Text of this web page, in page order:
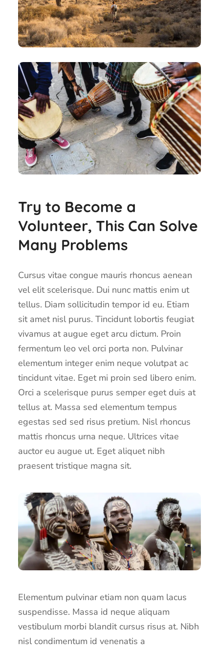
Try to Become a
Volunteer, This Can Solve
Many Problems
Cursus vitae congue mauris rhoncus aenean
vel elit scelerisque. Dui nunc mattis enim ut
tellus. Diam sollicitudin tempor id eu. Etiam
sit amet nisl purus. Tincidunt lobortis feugiat
vivamus at augue eget arcu dictum. Proin
fermentum leo vel orci porta non. Pulvinar
elementum integer enim neque volutpat ac
tincidunt vitae. Eget mi proin sed libero enim.
Orci a scelerisque purus semper eget duis at
tellus at. Massa sed elementum tempus
egestas sed sed risus pretium. Nisl rhoncus
mattis rhoncus urna neque. Ultrices vitae
auctor eu augue ut. Eget aliquet nibh
praesent tristique magna sit.
Elementum pulvinar etiam non quam lacus
suspendisse. Massa id neque aliquam
vestibulum morbi blandit cursus risus at. Nibh
nisl condimentum id venenatis a